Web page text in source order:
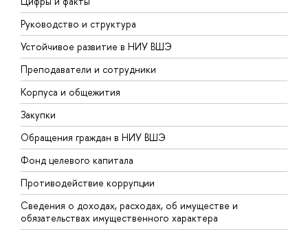
Руководство и структура
Устойчивое развитие в НИУ ВШЭ
Преподаватели и сотрудники
Корпуса и общежития
Закупки
Обращения граждан в НИУ ВШЭ
Фонд целевого капитала
Противодействие коррупции
Сведения о доходах, расходах, об имуществе и
обязательствах имущественного характера